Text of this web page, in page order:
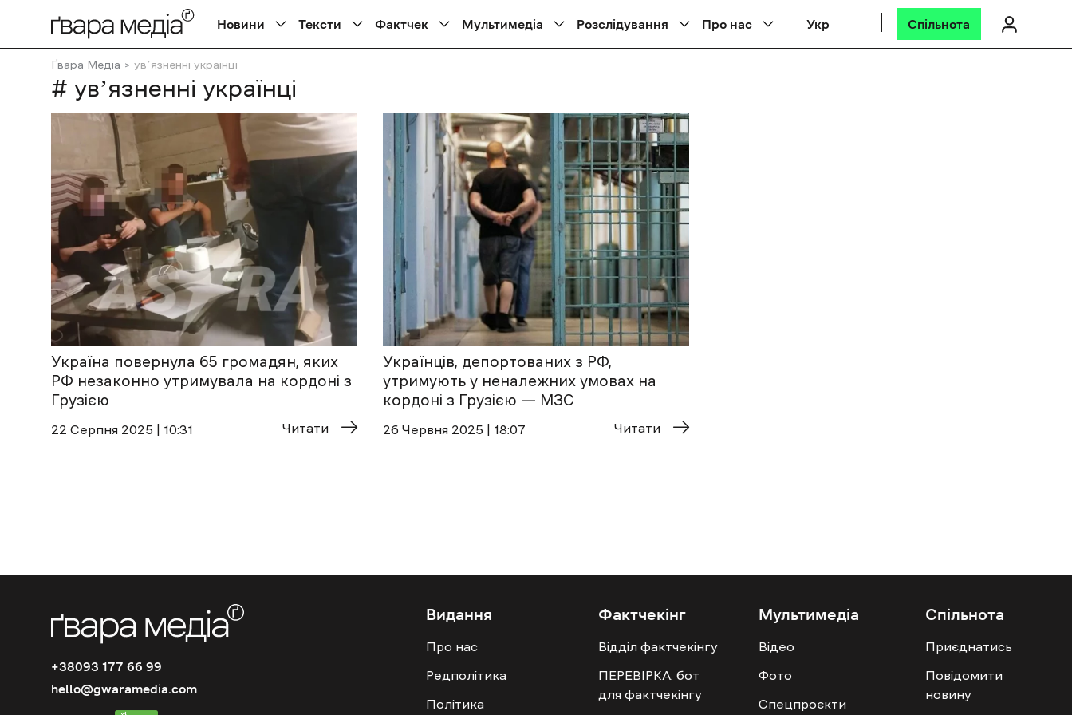
Новини Тексти Фактчек Мультимедіа Розслідування Про нас Укр Спільнота
Ґвара Медіа увʼязненні українці
# увʼязненні українці
Україна повернула 65 громадян, яких
РФ незаконно утримувала на кордоні з
Грузією
22 Cерпня 2025 | 10:31 Читати
Українців, депортованих з РФ,
утримують у неналежних умовах на
кордоні з Грузією — МЗС
26 Червня 2025 | 18:07 Читати
+38093 177 66 99
hello@gwaramedia.com
Видання
Про нас
Редполітика
Політика
Фактчекінг
Відділ фактчекінгу
ПЕРЕВІРКА: бот
для фактчекінгу
Мультимедіа
Відео
Фото
Спецпроєкти
Спільнота
Приєднатись
Повідомити
новину